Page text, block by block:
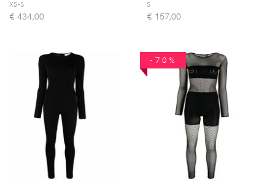
XS-S
€ 434,00
S
€ 157,00
-70%